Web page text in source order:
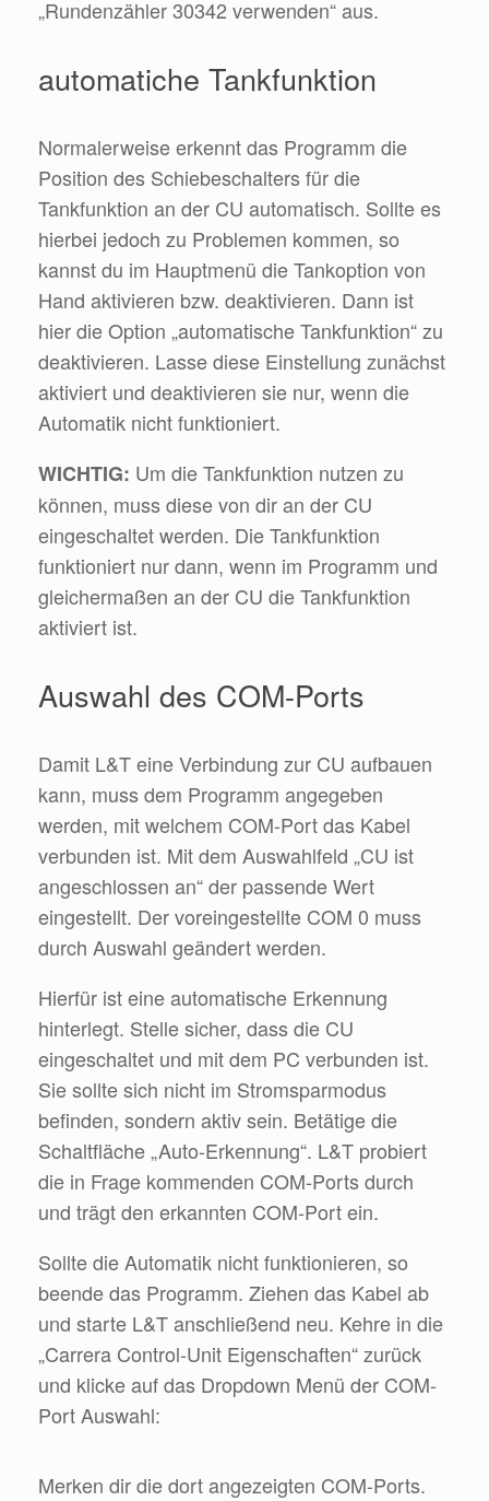
„Rundenzähler 30342 verwenden“ aus.
automatiche Tankfunktion
Normalerweise erkennt das Programm die
Position des Schiebeschalters für die
Tankfunktion an der CU automatisch. Sollte es
hierbei jedoch zu Problemen kommen, so
kannst du im Hauptmenü die Tankoption von
Hand aktivieren bzw. deaktivieren. Dann ist
hier die Option „automatische Tankfunktion“ zu
deaktivieren. Lasse diese Einstellung zunächst
aktiviert und deaktivieren sie nur, wenn die
Automatik nicht funktioniert.
WICHTIG: Um die Tankfunktion nutzen zu
können, muss diese von dir an der CU
eingeschaltet werden. Die Tankfunktion
funktioniert nur dann, wenn im Programm und
gleichermaßen an der CU die Tankfunktion
aktiviert ist.
Auswahl des COM-Ports
Damit L&T eine Verbindung zur CU aufbauen
kann, muss dem Programm angegeben
werden, mit welchem COM-Port das Kabel
verbunden ist. Mit dem Auswahlfeld „CU ist
angeschlossen an“ der passende Wert
eingestellt. Der voreingestellte COM 0 muss
durch Auswahl geändert werden.
Hierfür ist eine automatische Erkennung
hinterlegt. Stelle sicher, dass die CU
eingeschaltet und mit dem PC verbunden ist.
Sie sollte sich nicht im Stromsparmodus
befinden, sondern aktiv sein. Betätige die
Schaltfläche „Auto-Erkennung“. L&T probiert
die in Frage kommenden COM-Ports durch
und trägt den erkannten COM-Port ein.
Sollte die Automatik nicht funktionieren, so
beende das Programm. Ziehen das Kabel ab
und starte L&T anschließend neu. Kehre in die
„Carrera Control-Unit Eigenschaften“ zurück
und klicke auf das Dropdown Menü der COM-
Port Auswahl:
Merken dir die dort angezeigten COM-Ports.